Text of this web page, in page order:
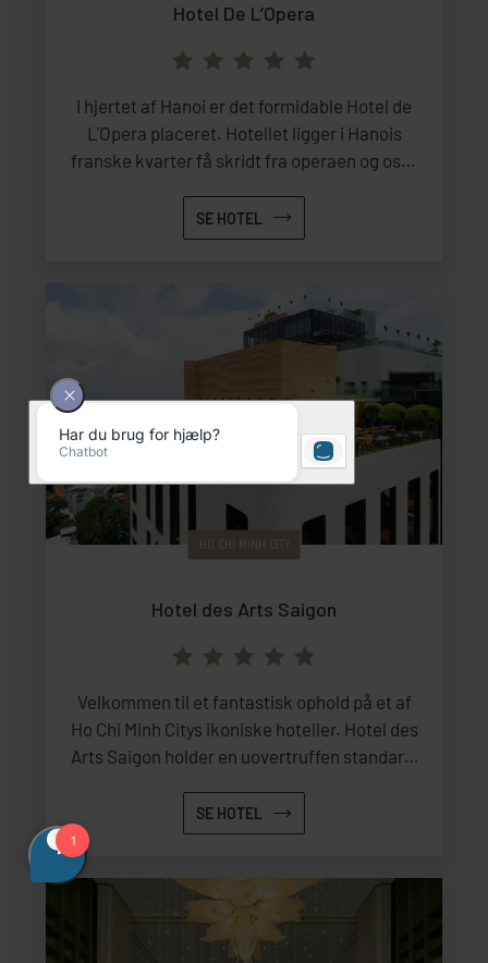
Hotel De L’Opera
I hjertet af Hanoi er det formidable Hotel de
L'Opera placeret. Hotellet ligger i Hanois
franske kvarter få skridt fra operaen og oser
SE HOTEL
HO CHI MINH CITY
Hotel des Arts Saigon
Velkommen til et fantastisk ophold på et af
Ho Chi Minh Citys ikoniske hoteller. Hotel des
Arts Saigon holder en uovertruffen standard,
ligger ideelt i hjertet af byen.
Boutiquehotellet har et tidløst og elegant
design, og interiøret vidner i høj grad om en
svunden tid. Fra 1930'erne og frem har
hotellet åbnet dørene for kvalitetsbevidste
rejsende, der søger en vaskeægte smag af
SE HOTEL